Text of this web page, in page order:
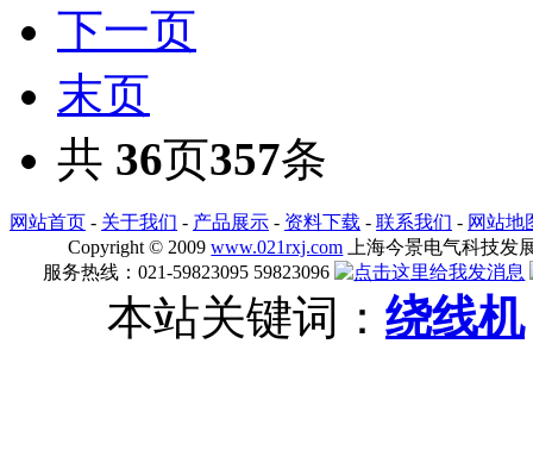
下一页
末页
共 36页357条
网站首页 - 关于我们 - 产品展示 - 资料下载 - 联系我们 - 网站地
Copyright © 2009www.021rxj.com 上海今景电气科技发
服务热线：021-59823095 59823096
本站关键词： 绕线机